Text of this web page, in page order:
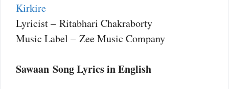
Kirkire
Lyricist – Ritabhari Chakraborty
Music Label – Zee Music Company
Sawaan Song Lyrics in English